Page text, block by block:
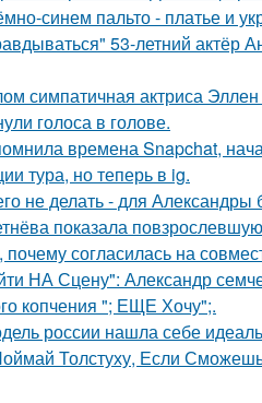
синем пальто - платье и
53-летний актёр
симпатичная актриса
голоса в голове.
времена Snapchat,
тура, но теперь в ig.
не делать - для Александры
показала
согласилась на
НА Сцену": Александр
копчения "; ЕЩЕ Хочу";.
россии нашла себе
Толстуху, Если